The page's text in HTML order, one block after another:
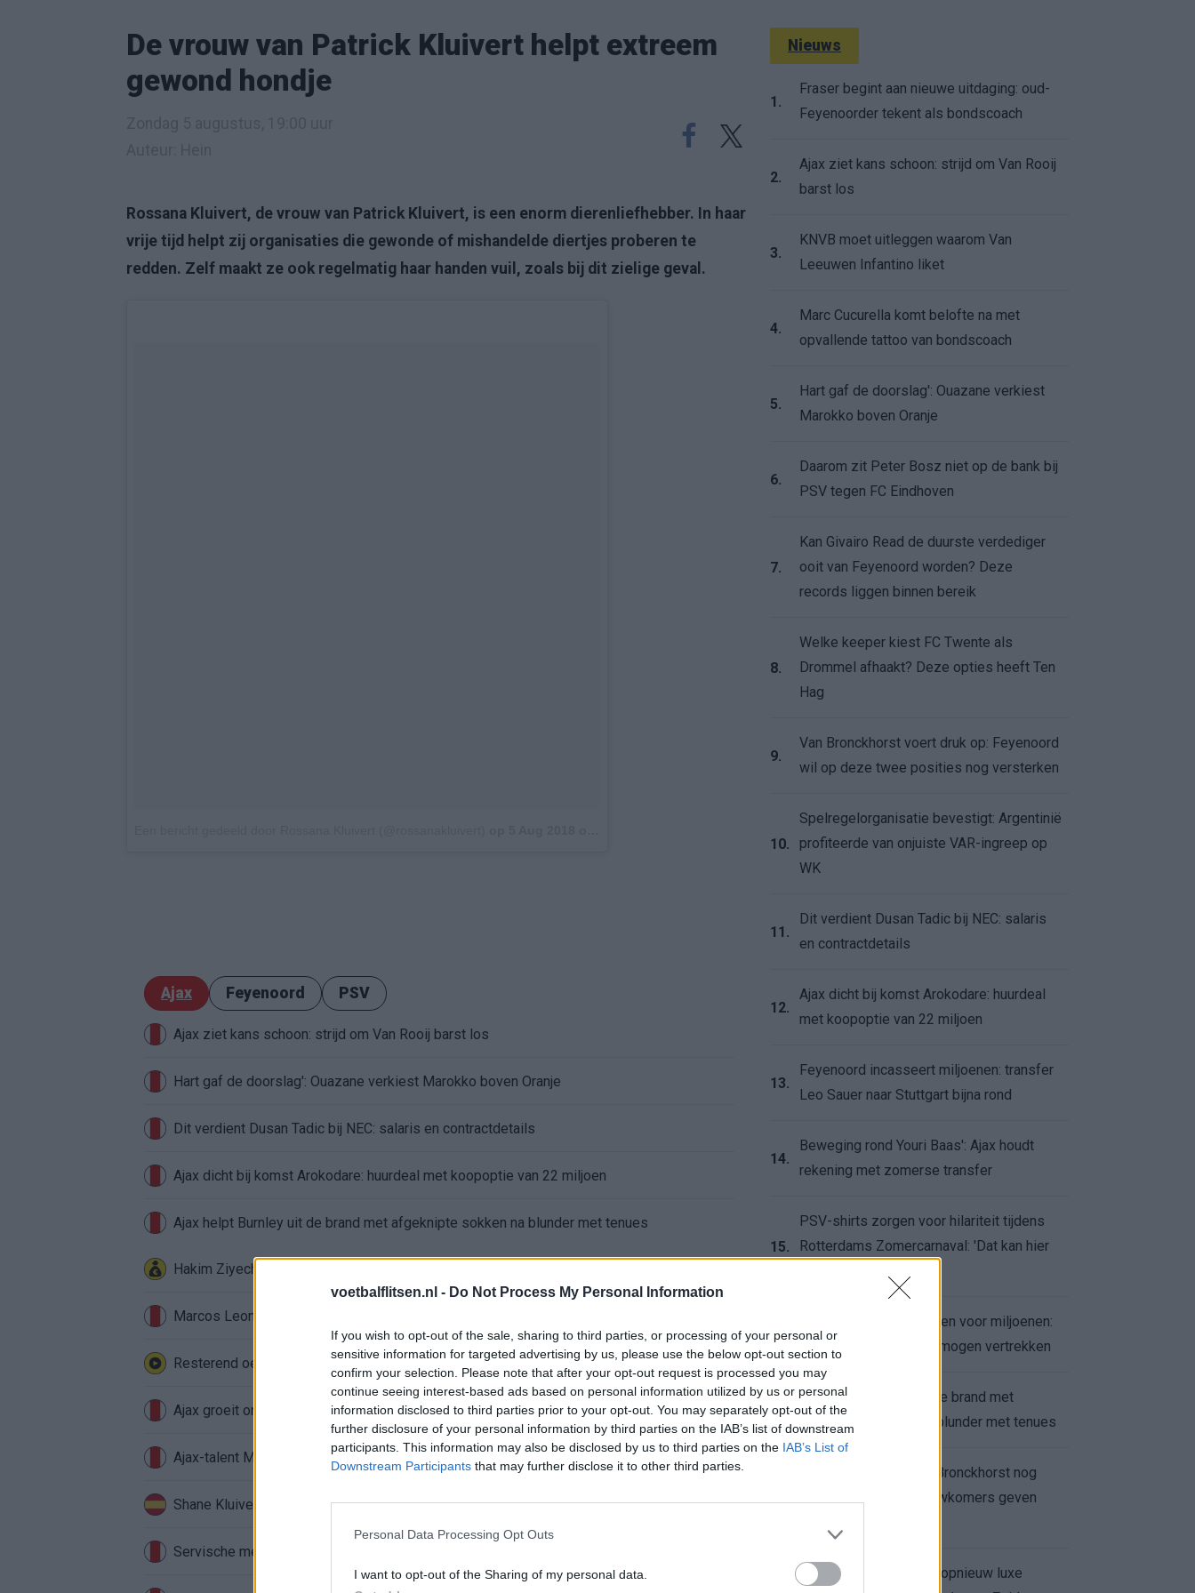
voetbalflitsen.nl - Do Not Process My Personal Information
If you wish to opt-out of the sale, sharing to third parties, or processing of your personal or
sensitive information for targeted advertising by us, please use the below opt-out section to
confirm your selection. Please note that after your opt-out request is processed you may
continue seeing interest-based ads based on personal information utilized by us or personal
information disclosed to third parties prior to your opt-out. You may separately opt-out of the
further disclosure of your personal information by third parties on the IAB’s list of downstream
participants. This information may also be disclosed by us to third parties on the IAB’s List of
Downstream Participants that may further disclose it to other third parties.
Personal Data Processing Opt Outs
I want to opt-out of the Sharing of my personal data.
De vrouw van Patrick Kluivert helpt extreem
gewond hondje
Rossana Kluivert, de vrouw van Patrick Kluivert, is een enorm dierenliefhebber. In haar
vrije tijd helpt zij organisaties die gewonde of mishandelde diertjes proberen te
redden. Zelf maakt ze ook regelmatig haar handen vuil, zoals bij dit zielige geval.
Ajax Feyenoord PSV
Ajax ziet kans schoon: strijd om Van Rooij barst los
Hart gaf de doorslag': Ouazane verkiest Marokko boven Oranje
Dit verdient Dusan Tadic bij NEC: salaris en contractdetails
Ajax dicht bij komst Arokodare: huurdeal met koopoptie van 22 miljoen
Ajax helpt Burnley uit de brand met afgeknipte sokken na blunder met tenues
Hakim Ziyech verhuurt opnieuw luxe appartement op Amsterdamse Zuidas
Marcos Leonardo laat eerste indruk achter bij Ajax: 'Hier gaan fans van genieten'
Resterend oefenprogramma Ajax: waar zijn de duels te zien
Ajax groeit onder Míchel, maar transfermarkt blijft cruciaal
Ajax-talent Mohamed Abdalla schrijft Europese geschiedenis
Shane Kluivert krijgt kans van Flick en begint in de basis bij FC Barcelona
Servische media vergelijken Ajax-talent Abdellah Ouazane met Lionel Messi
Nieuws
1.
Fraser begint aan nieuwe uitdaging: oud-
Feyenoorder tekent als bondscoach
2.
Ajax ziet kans schoon: strijd om Van Rooij
barst los
3.
KNVB moet uitleggen waarom Van
Leeuwen Infantino liket
4.
Marc Cucurella komt belofte na met
opvallende tattoo van bondscoach
5.
Hart gaf de doorslag': Ouazane verkiest
Marokko boven Oranje
6.
Daarom zit Peter Bosz niet op de bank bij
PSV tegen FC Eindhoven
7.
Kan Givairo Read de duurste verdediger
ooit van Feyenoord worden? Deze
records liggen binnen bereik
8.
Welke keeper kiest FC Twente als
Drommel afhaakt? Deze opties heeft Ten
Hag
9.
Van Bronckhorst voert druk op: Feyenoord
wil op deze twee posities nog versterken
10.
Spelregelorganisatie bevestigt: Argentinië
profiteerde van onjuiste VAR-ingreep op
WK
11.
Dit verdient Dusan Tadic bij NEC: salaris
en contractdetails
12.
Ajax dicht bij komst Arokodare: huurdeal
met koopoptie van 22 miljoen
13.
Feyenoord incasseert miljoenen: transfer
Leo Sauer naar Stuttgart bijna rond
14.
Beweging rond Youri Baas': Ajax houdt
rekening met zomerse transfer
15.
PSV-shirts zorgen voor hilariteit tijdens
Rotterdams Zomercarnaval: 'Dat kan hier
16.
Feyenoord zet deur open voor miljoenen:
Ueda en Hadj Moussa mogen vertrekken
17.
Ajax helpt Burnley uit de brand met
afgeknipte sokken na blunder met tenues
Feyenoord onder Van Bronckhorst nog
altijd ongeslagen: nieuwkomers geven
Hakim Ziyech verhuurt opnieuw luxe